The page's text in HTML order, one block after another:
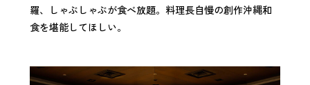
羅、しゃぶしゃぶが食べ放題。料理長自慢の創作沖縄和
食を堪能してほしい。